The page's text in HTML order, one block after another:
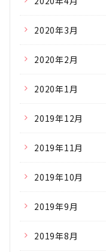
2020年3月
2020年2月
2020年1月
2019年12月
2019年11月
2019年10月
2019年9月
2019年8月